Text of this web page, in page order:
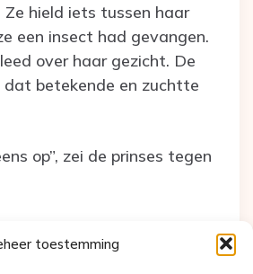
toestemming
Ze hield iets tussen haar
een insect had gevangen.
over haar gezicht. De
betekende en zuchtte
op”, zei de prinses tegen
haar hand glijden. Iets